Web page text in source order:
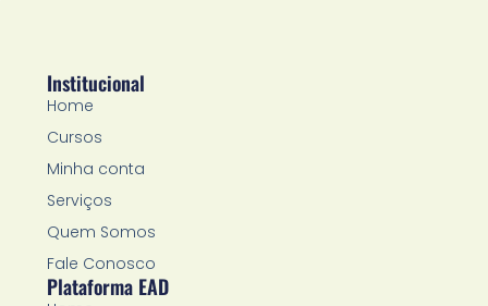
Institucional
Home
Cursos
Minha conta
Serviços
Quem Somos
Fale Conosco
Plataforma EAD